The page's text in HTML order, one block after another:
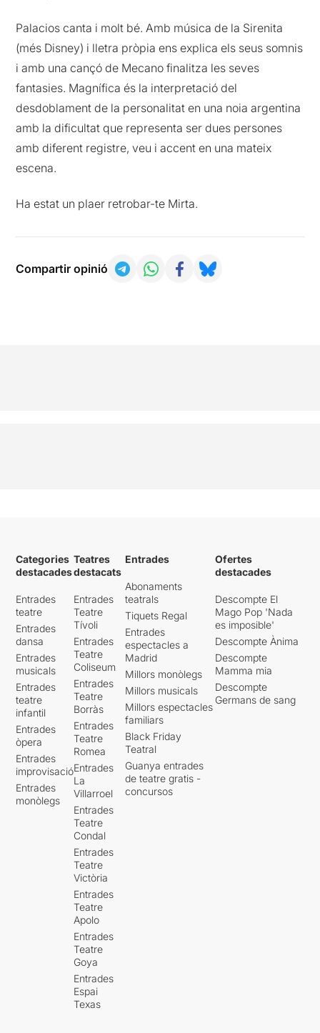
Palacios canta i molt bé. Amb música de la Sirenita
(més Disney) i lletra pròpia ens explica els seus somnis
i amb una cançó de Mecano finalitza les seves
fantasies. Magnífica és la interpretació del
desdoblament de la personalitat en una noia argentina
amb la dificultat que representa ser dues persones
amb diferent registre, veu i accent en una mateix
escena.
Ha estat un plaer retrobar-te Mirta.
Compartir opinió
Categories
destacades
Entrades
teatre
Entrades
dansa
Entrades
musicals
Entrades
teatre
infantil
Entrades
òpera
Entrades
improvisació
Entrades
monòlegs
Teatres
destacats
Entrades
Teatre
Tívoli
Entrades
Teatre
Coliseum
Entrades
Teatre
Borràs
Entrades
Teatre
Romea
Entrades
La
Villarroel
Entrades
Teatre
Condal
Entrades
Teatre
Victòria
Entrades
Teatre
Apolo
Entrades
Teatre
Goya
Entrades
Espai
Texas
Entrades
Abonaments
teatrals
Tiquets Regal
Entrades
espectacles a
Madrid
Millors monòlegs
Millors musicals
Millors espectacles
familiars
Black Friday
Teatral
Guanya entrades
de teatre gratis -
concursos
Ofertes
destacades
Descompte El
Mago Pop 'Nada
es imposible'
Descompte Ànima
Descompte
Mamma mia
Descompte
Germans de sang